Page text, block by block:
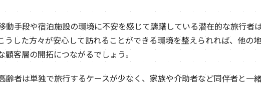
動手段や宿泊施設の環境に不安を感じて躊躇している潜在的な旅行者
うした方々が安心して訪れることができる環境を整えられれば、他の
顧客層の開拓につながるでしょう。
齢者は単独で旅行するケースが少なく、家族や介助者など同伴者と一